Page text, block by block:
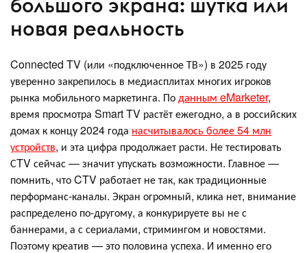
большого экрана: шутка или
новая реальность
Connected TV (или «подключенное ТВ») в 2025 году
уверенно закрепилось в медиасплитах многих игроков
рынка мобильного маркетинга. Поданным eMarketer,
время просмотра Smart TV растёт ежегодно, а в российских
домах к концу 2024 года насчитывалось более 54 млн
устройств, и эта цифра продолжает расти. Не тестировать
СTV сейчас — значит упускать возможности. Главное —
помнить, что CTV работает не так, как традиционные
перформанс-каналы. Экран огромный, клика нет, внимание
распределено по-другому, а конкурируете вы не с
баннерами, а с сериалами, стримингом и новостями.
Поэтому креатив — это половина успеха. И именно его